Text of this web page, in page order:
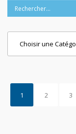
1 2 3